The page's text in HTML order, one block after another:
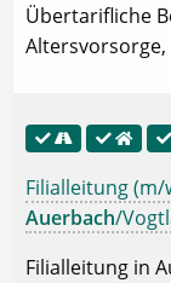
Übertarifliche
Filialleitung
Auerbach/
Filialleitung in